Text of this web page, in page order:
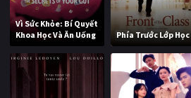
Vì Sức Khỏe: Bí Quyết
Khoa Học Và Ăn Uống
Phía Trước Lớp Học